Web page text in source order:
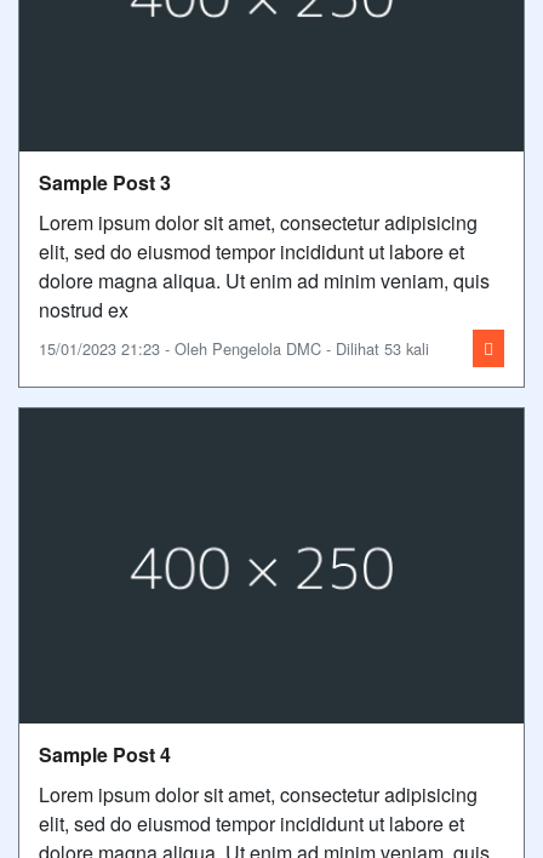
Sample Post 3
Lorem ipsum dolor sit amet, consectetur adipisicing
elit, sed do eiusmod tempor incididunt ut labore et
dolore magna aliqua. Ut enim ad minim veniam, quis
nostrud ex
15/01/2023 21:23 - Oleh Pengelola DMC - Dilihat 53 kali
Sample Post 4
Lorem ipsum dolor sit amet, consectetur adipisicing
elit, sed do eiusmod tempor incididunt ut labore et